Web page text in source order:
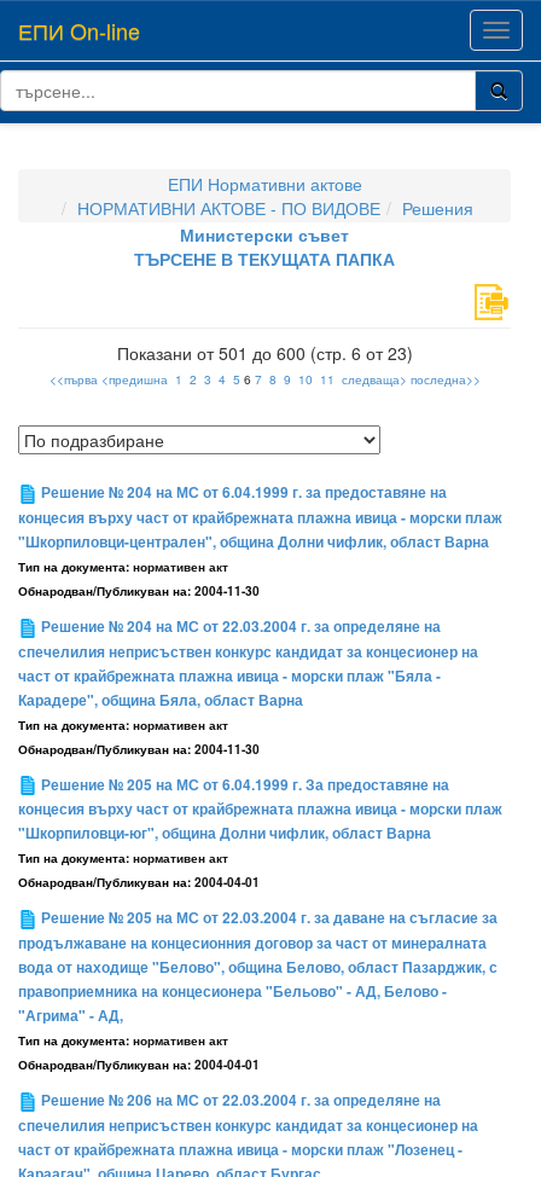
ЕПИ On-line
ЕПИ Нормативни актове
НОРМАТИВНИ АКТОВЕ - ПО ВИДОВЕ
Решения
Министерски съвет
ТЪРСЕНЕ В ТЕКУЩАТА ПАПКА
Показани от 501 до 600 (стр. 6 от 23)
<<първа <предишна 1 2 3 4 56 7 8 9 10 11 следваща> последна>>
Решение № 204 на МС от 6.04.1999 г. за предоставяне на
концесия върху част от крайбрежната плажна ивица - морски плаж
"Шкорпиловци-централен", община Долни чифлик, област Варна
Тип на документа: нормативен акт
Обнародван/Публикуван на: 2004-11-30
Решение № 204 на МС от 22.03.2004 г. за определяне на
спечелилия неприсъствен конкурс кандидат за концесионер на
част от крайбрежната плажна ивица - морски плаж "Бяла -
Карадере", община Бяла, област Варна
Тип на документа: нормативен акт
Обнародван/Публикуван на: 2004-11-30
Решение № 205 на МС от 6.04.1999 г. За предоставяне на
концесия върху част от крайбрежната плажна ивица - морски плаж
"Шкорпиловци-юг", община Долни чифлик, област Варна
Тип на документа: нормативен акт
Обнародван/Публикуван на: 2004-04-01
Решение № 205 на МС от 22.03.2004 г. за даване на съгласие за
продължаване на концесионния договор за част от минералната
вода от находище "Белово", община Белово, област Пазарджик, с
правоприемника на концесионера "Бельово" - АД, Белово -
"Агрима" - АД,
Тип на документа: нормативен акт
Обнародван/Публикуван на: 2004-04-01
Решение № 206 на МС от 22.03.2004 г. за определяне на
спечелилия неприсъствен конкурс кандидат за концесионер на
част от крайбрежната плажна ивица - морски плаж "Лозенец -